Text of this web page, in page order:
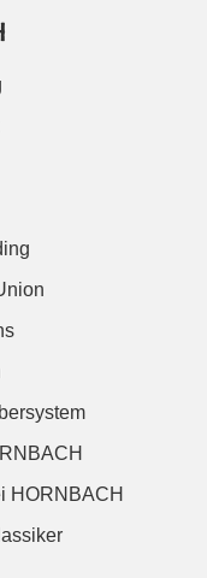
HORNBACH